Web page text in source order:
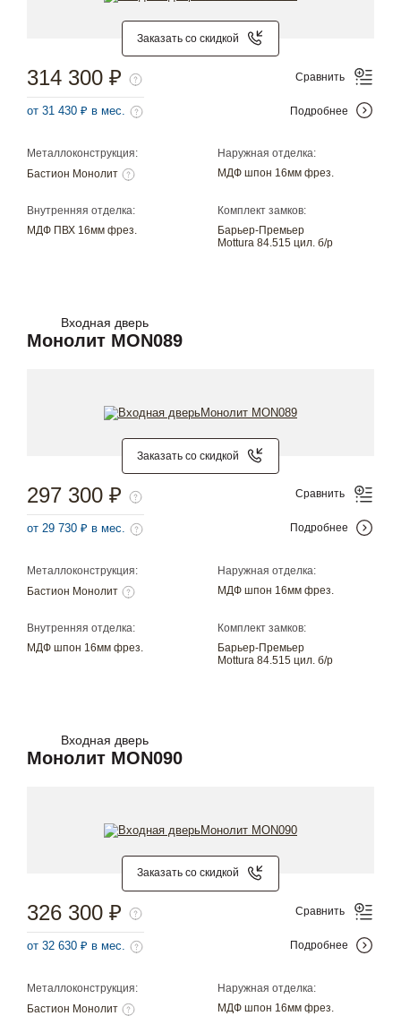
Заказать со скидкой
Металлоконструкция:
Бастион Монолит
Наружная отделка:
МДФ шпон 16мм фрез.
Внутренняя отделка:
МДФ ПВХ 16мм фрез.
Комплект замков:
Барьер-Премьер
Mottura 84.515 цил. б/р
314 300 ₽
от 31 430 ₽ в мес.
Сравнить
Подробнее
Входная дверь
Монолит MON089
Заказать со скидкой
Металлоконструкция:
Бастион Монолит
Наружная отделка:
МДФ шпон 16мм фрез.
Внутренняя отделка:
МДФ шпон 16мм фрез.
Комплект замков:
Барьер-Премьер
Mottura 84.515 цил. б/р
297 300 ₽
от 29 730 ₽ в мес.
Сравнить
Подробнее
Входная дверь
Монолит MON090
Заказать со скидкой
Металлоконструкция:
Бастион Монолит
Наружная отделка:
МДФ шпон 16мм фрез.
326 300 ₽
от 32 630 ₽ в мес.
Сравнить
Подробнее